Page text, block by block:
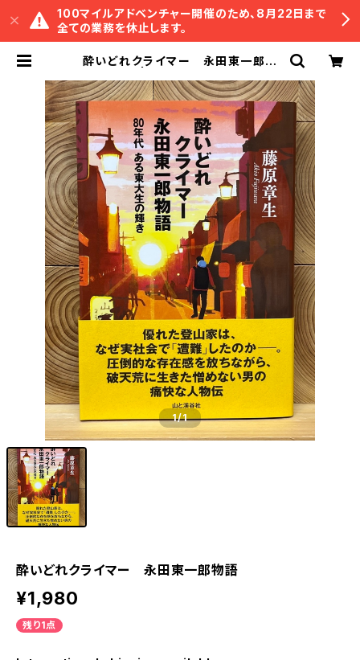
100マイルアドベンチャー開催のため、8月22日まで
全ての業務を休止します。
酔いどれクライマー 永田東一郎物
1/1
酔いどれクライマー 永田東一郎物語
¥1,980
残り1点